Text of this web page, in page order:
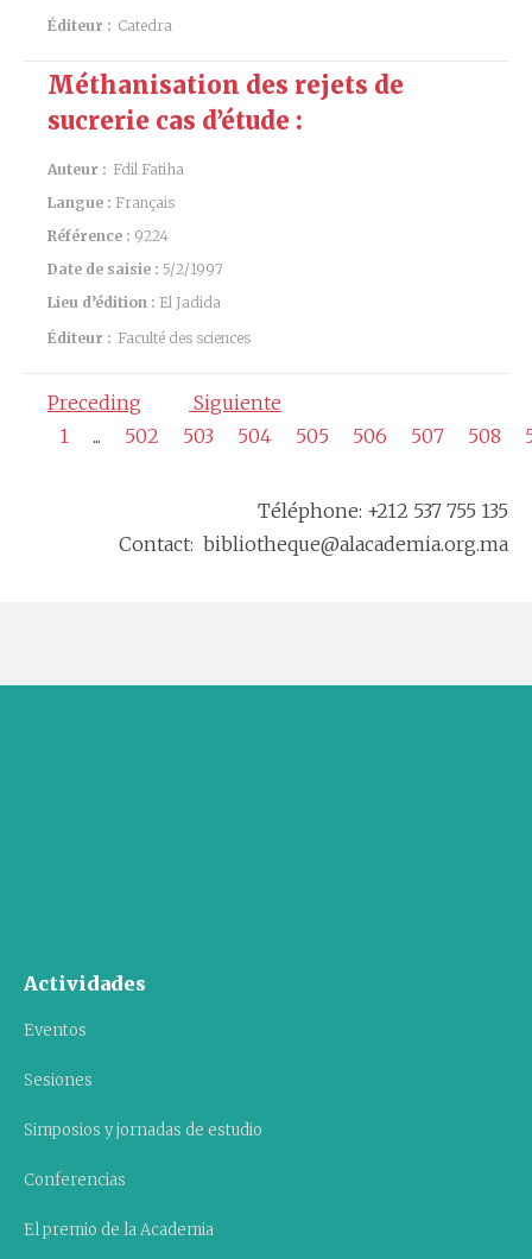
Éditeur : Catedra
Méthanisation des rejets de
sucrerie cas d’étude :
Auteur : Fdil Fatiha
Langue : Français
Référence : 9224
Date de saisie : 5/2/1997
Lieu d’édition : El Jadida
Éditeur : Faculté des sciences
Preceding
Siguiente
1
... 502 503 504 505 506 507 508
Téléphone: +212 537 755 135
Contact: bibliotheque@alacademia.org.ma
Actividades
Eventos
Sesiones
Simposios y jornadas de estudio
Conferencias
El premio de la Academia